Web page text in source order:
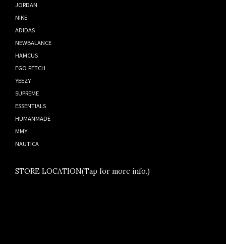
JORDAN
NIKE
ADIDAS
NEWBALANCE
HAMCUS
EGO FETCH
YEEZY
SUPREME
ESSENTIALS
HUMANMADE
MMY
NAUTICA
STORE LOCATION(Tap for more info.)